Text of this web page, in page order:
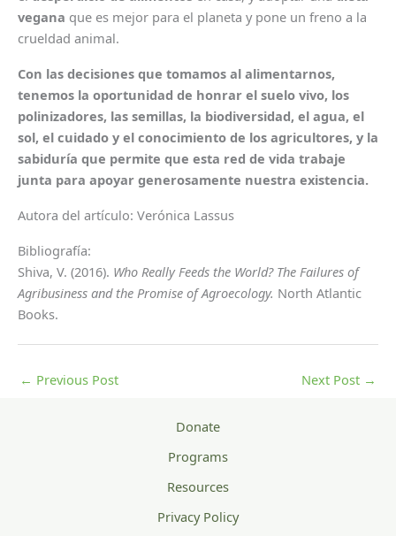
vegana que es mejor para el planeta y pone un freno a la
crueldad animal.
Con las decisiones que tomamos al alimentarnos,
tenemos la oportunidad de honrar el suelo vivo, los
polinizadores, las semillas, la biodiversidad, el agua, el
sol, el cuidado y el conocimiento de los agricultores, y la
sabiduría que permite que esta red de vida trabaje
junta para apoyar generosamente nuestra existencia.
Autora del artículo: Verónica Lassus
Bibliografía:
Shiva, V. (2016). Who Really Feeds the World? The Failures of
Agribusiness and the Promise of Agroecology. North Atlantic
Books.
← Previous Post Next Post →
Donate
Programs
Resources
Privacy Policy